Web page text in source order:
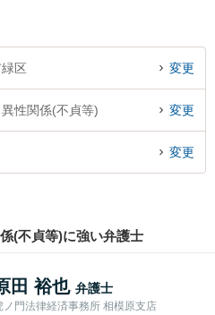
区 変更
性関係(不貞等) 変更
変更
(不貞等)に強い弁護士
田 裕也 弁護士
ノ門法律経済事務所 相模原支店